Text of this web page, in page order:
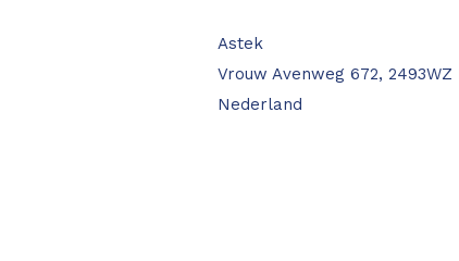
Astek
Vrouw Avenweg 672,
Nederland